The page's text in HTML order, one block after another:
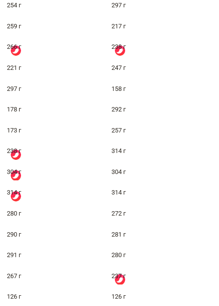
254 г 297 г
259 г 217 г
266 г 238 г
221 г 247 г
297 г 158 г
178 г 292 г
173 г 257 г
238 г 314 г
304 г 304 г
314 г 314 г
280 г 272 г
290 г 281 г
291 г 280 г
267 г 237 г
126 г 126 г